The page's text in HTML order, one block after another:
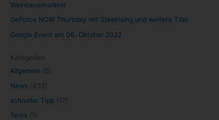
Weinbausimulator
GeForce NOW Thursday mit Steelrising und weitere Titel
Google Event am 06. Oktober 2022
Allgemein
News
schneller Tipp
Tests